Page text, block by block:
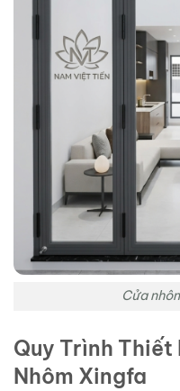
Cửa
Quy Trình Thiết
Nhôm Xingfa